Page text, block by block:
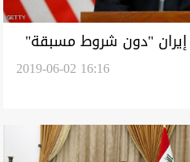
إيران "دون شروط مسبقة"
2019-06-02 16:16